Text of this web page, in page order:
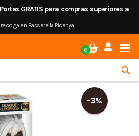
Portes GRATIS para compras superiores a
en Passarella Picanya
0
-3%